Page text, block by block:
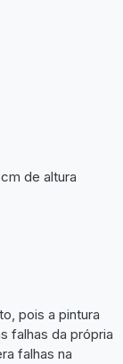
de altura
pois a pintura
falhas da própria
falhas na